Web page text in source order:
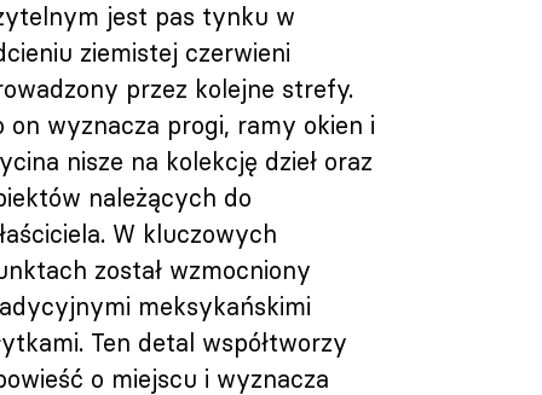
jest pas tynku w
ziemistej czerwieni
przez kolejne strefy.
on wyznacza progi, ramy okien i
nisze na kolekcję dzieł oraz
należących do
W kluczowych
został wzmocniony
meksykańskimi
Ten detal współtworzy
o miejscu i wyznacza